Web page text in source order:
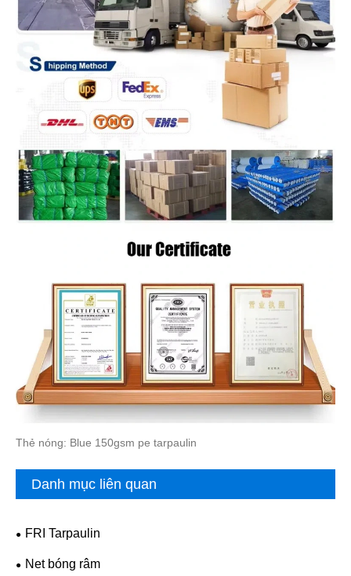
Thẻ nóng: Blue 150gsm pe tarpaulin
Danh mục liên quan
FRI Tarpaulin
Net bóng râm